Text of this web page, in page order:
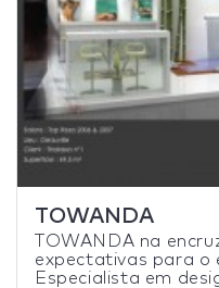
TOWANDA
TOWANDA na
expectativas para o
Especialista em